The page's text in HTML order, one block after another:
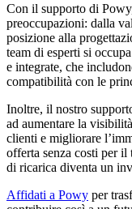
Con il supporto di
preoccupazioni: dalla
posizione alla
team di esperti si
e integrate, che
compatibilità con le
Inoltre, il nostro
ad aumentare la
clienti e migliorare
offerta senza costi per il
di ricarica diventa un
Affidati a Powy per